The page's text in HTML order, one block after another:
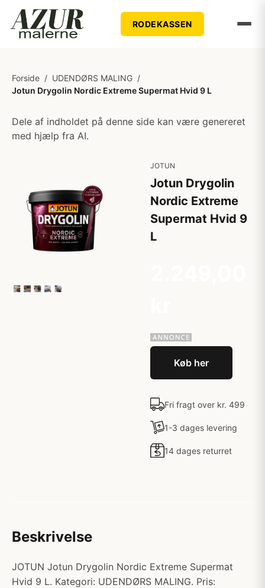
RODEKASSEN
Forside / UDENDØRS MALING /
Jotun Drygolin Nordic Extreme Supermat Hvid 9 L
Dele af indholdet på denne side kan være genereret
med hjælp fra AI.
JOTUN
Jotun Drygolin
Nordic Extreme
Supermat Hvid 9
L
Køb her
Fri fragt over kr. 499
1-3 dages levering
14 dages returret
Beskrivelse
JOTUN Jotun Drygolin Nordic Extreme Supermat
Hvid 9 L. Kategori: UDENDØRS MALING. Pris: